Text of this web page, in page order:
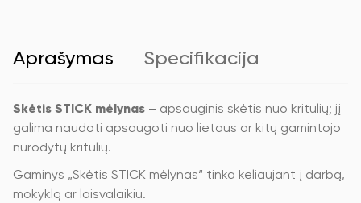
Aprašymas Specifikacija
Skėtis STICK mėlynas – apsauginis skėtis nuo kritulių; jį
galima naudoti apsaugoti nuo lietaus ar kitų gamintojo
nurodytų kritulių.
Gaminys „Skėtis STICK mėlynas“ tinka keliaujant į darbą,
mokyklą ar laisvalaikiu.